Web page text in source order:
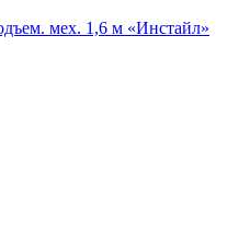
мех. 1,6 м «Инстайл»